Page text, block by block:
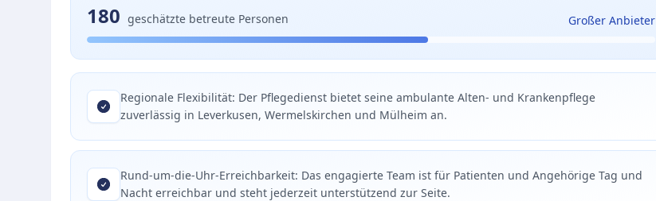
180 geschätzte betreute Personen Großer Anbieter
Regionale Flexibilität: Der Pflegedienst bietet seine ambulante Alten- und Krankenpflege
zuverlässig in Leverkusen, Wermelskirchen und Mülheim an.
Rund-um-die-Uhr-Erreichbarkeit: Das engagierte Team ist für Patienten und Angehörige Tag und
Nacht erreichbar und steht jederzeit unterstützend zur Seite.